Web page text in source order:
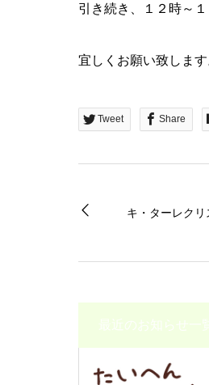
引き続き、１２時～
宜しくお願い致します
Tweet Share
キ・ターレク
最近のお知らせ一